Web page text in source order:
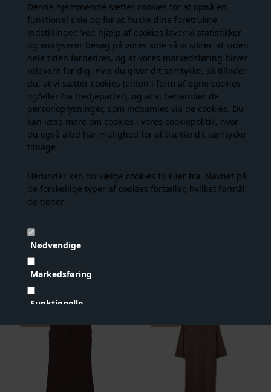
Denne hjemmeside sætter cookies for at opnå en
funktionel side og for at huske dine foretrukne
indstillinger. Ved hjælp af cookies laver vi statistikker
og analyserer besøg på vores side så vi sikrer, at siden
hele tiden forbedres, og at vores markedsføring bliver
relevant for dig. Hvis du giver dit samtykke, så tillader
du, at vi sætter cookies (enten i form af egne cookies
og/eller fra tredjeparter), og at vi behandler de
personoplysninger, som indsamles via de cookies. Du
kan læse mere om cookies i vores cookiepolitik, hvor
du også altid har mulighed for at trække dit samtykke
tilbage.
Herunder kan du vælge cookies til eller fra. Navnet på
de forskellige typer af cookies fortæller, hvilket formål
de tjener.
Nødvendige
Markedsføring
Funktionelle
Statistiske
Farve:Brown
Stylenummer:2911
Vaskeanvisning:30 grader skånsom vask
Måske er du også interesseret i
følgende produkter
- 30%
299,00209,00 DKK